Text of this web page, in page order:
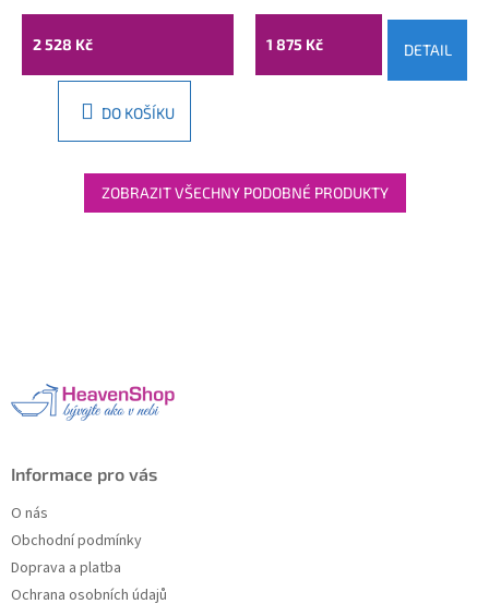
2 528 Kč
DO KOŠÍKU
1 875 Kč DETAIL
ZOBRAZIT VŠECHNY PODOBNÉ PRODUKTY
Informace pro vás
O nás
Obchodní podmínky
Doprava a platba
Ochrana osobních údajů